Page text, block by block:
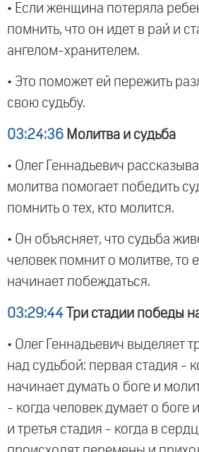
• Если женщина потеряла
помнить, что он идет в рай и
ангелом-хранителем.
• Это поможет ей пережить
свою судьбу.
03:24:36 Молитва и судьба
• Олег Геннадьевич
молитва помогает победить
помнить о тех, кто молится.
• Он объясняет, что судьба
человек помнит о молитве, то
начинает побеждаться.
03:29:44 Три стадии победы
• Олег Геннадьевич выделяет
над судьбой: первая стадия -
начинает думать о боге и
- когда человек думает о боге
и третья стадия - когда в